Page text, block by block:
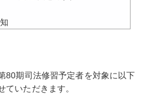
80期司法修習予定者を対象に以下
いただきます。